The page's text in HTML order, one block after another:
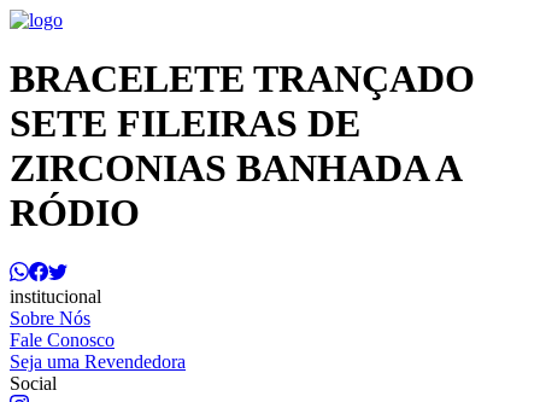
BRACELETE TRANÇADO
SETE FILEIRAS DE
ZIRCONIAS BANHADA A
RÓDIO
institucional
Sobre Nós
Fale Conosco
Seja uma Revendedora
Social